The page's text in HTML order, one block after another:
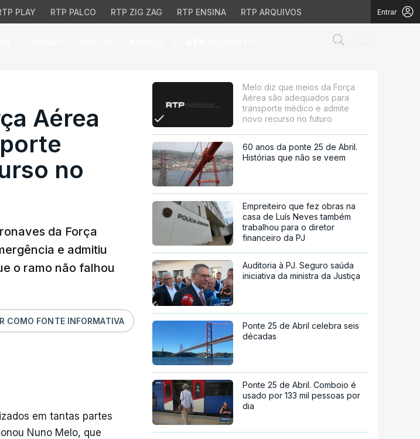
PLAY RTP PALCO RTP ZIG ZAG RTP ENSINA RTP ARQUIVOS Entrar
Aérea são adequados para
Aérea
no
da Força
e admitiu
o ramo não falhou
COMO FONTE INFORMATIVA
em tantas partes
Nuno Melo, que
Melo diz que meios da Força
Aérea são adequados para
transporte médico e admite
novo recurso no futuro
60 anos da ponte 25 de Abril.
Histórias que não se veem
Empreiteiro que fez obras na
casa de Luís Neves também
trabalhou para o diretor
financeiro da PJ
Auditoria à PJ. Seguro saúda
iniciativa da ministra da Justiça
Ponte 25 de Abril celebra seis
décadas
Ponte 25 de Abril. Comboio é
usado por 133 mil pessoas por
dia